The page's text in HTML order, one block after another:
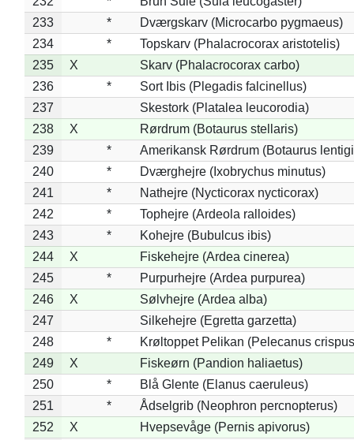
233
*
Dværgskarv (Microcarbo pygmaeus)
234
*
Topskarv (Phalacrocorax aristotelis)
235
X
Skarv (Phalacrocorax carbo)
236
*
Sort Ibis (Plegadis falcinellus)
237
Skestork (Platalea leucorodia)
238
X
Rørdrum (Botaurus stellaris)
239
*
Amerikansk Rørdrum (Botaurus
240
*
Dværghejre (Ixobrychus minutus)
241
*
Nathejre (Nycticorax nycticorax)
242
*
Tophejre (Ardeola ralloides)
243
*
Kohejre (Bubulcus ibis)
244
X
Fiskehejre (Ardea cinerea)
245
*
Purpurhejre (Ardea purpurea)
246
X
Sølvhejre (Ardea alba)
247
Silkehejre (Egretta garzetta)
248
*
Krøltoppet Pelikan (Pelecanus
249
X
Fiskeørn (Pandion haliaetus)
250
*
Blå Glente (Elanus caeruleus)
251
*
Ådselgrib (Neophron percnopterus)
252
X
Hvepsevåge (Pernis apivorus)